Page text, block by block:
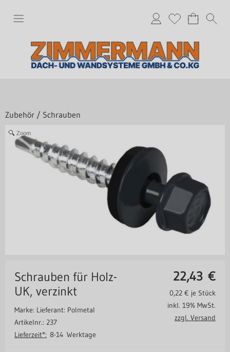
Zubehör / Schrauben
Zoom
22,43 €
Schrauben für Holz-
UK, verzinkt
Marke: Lieferant: Polmetal
Artikelnr.: 237
Lieferzeit*: 8-14 Werktage
0,22 € je Stück
inkl. 19% MwSt.
zzgl. Versand